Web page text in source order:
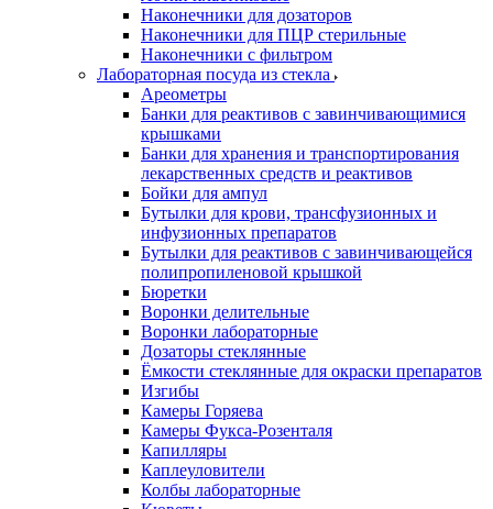
Наконечники для дозаторов
Наконечники для ПЦР стерильные
Наконечники с фильтром
Лабораторная посуда из стекла
Ареометры
Банки для реактивов с завинчивающимися
крышками
Банки для хранения и транспортирования
лекарственных средств и реактивов
Бойки для ампул
Бутылки для крови, трансфузионных и
инфузионных препаратов
Бутылки для реактивов с завинчивающейся
полипропиленовой крышкой
Бюретки
Воронки делительные
Воронки лабораторные
Дозаторы стеклянные
Ёмкости стеклянные для окраски препаратов
Изгибы
Камеры Горяева
Камеры Фукса-Розенталя
Капилляры
Каплеуловители
Колбы лабораторные